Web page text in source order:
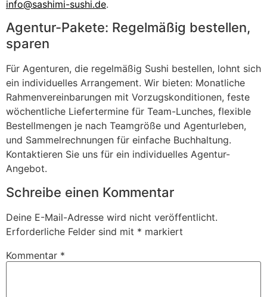
info@sashimi-sushi.de.
Agentur-Pakete: Regelmäßig bestellen,
sparen
Für Agenturen, die regelmäßig Sushi bestellen, lohnt sich
ein individuelles Arrangement. Wir bieten: Monatliche
Rahmenvereinbarungen mit Vorzugskonditionen, feste
wöchentliche Liefertermine für Team-Lunches, flexible
Bestellmengen je nach Teamgröße und Agenturleben,
und Sammelrechnungen für einfache Buchhaltung.
Kontaktieren Sie uns für ein individuelles Agentur-
Angebot.
Schreibe einen Kommentar
Deine E-Mail-Adresse wird nicht veröffentlicht.
Erforderliche Felder sind mit * markiert
Kommentar *